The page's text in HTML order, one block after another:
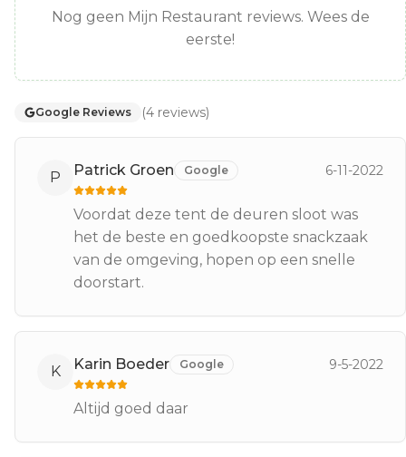
Nog geen Mijn Restaurant reviews. Wees de
eerste!
Google Reviews (4 reviews)
P Patrick Groen Google 6-11-2022
Voordat deze tent de deuren sloot was
het de beste en goedkoopste snackzaak
van de omgeving, hopen op een snelle
doorstart.
K Karin Boeder Google 9-5-2022
Altijd goed daar